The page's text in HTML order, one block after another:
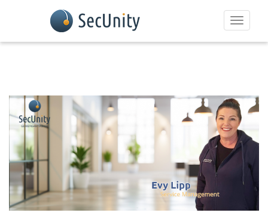
Toggle